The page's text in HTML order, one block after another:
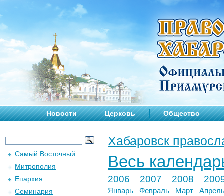
Новости Церковь Общество
Хабаровск
Весь
2006 2007 2008
Январь Февраль Март
Самый Восточный
Митрополия
Епархия
Семинария